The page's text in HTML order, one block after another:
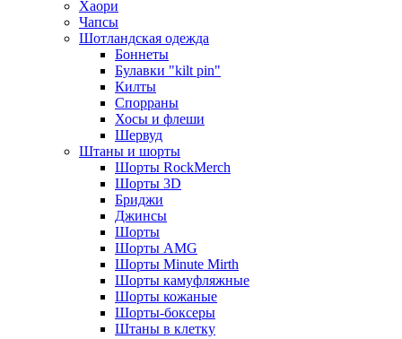
Хаори
Чапсы
Шотландская одежда
Боннеты
Булавки "kilt pin"
Килты
Спорраны
Хосы и флеши
Шервуд
Штаны и шорты
Шорты RockMerch
Шорты 3D
Бриджи
Джинсы
Шорты
Шорты AMG
Шорты Minute Mirth
Шорты камуфляжные
Шорты кожаные
Шорты-боксеры
Штаны в клетку